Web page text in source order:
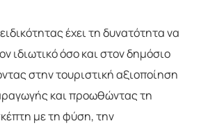
έχει τη δυνατότητα να
ιδιωτικό όσο και στον δημόσιο
στην τουριστική αξιοποίηση
και προωθώντας τη
με τη φύση, την